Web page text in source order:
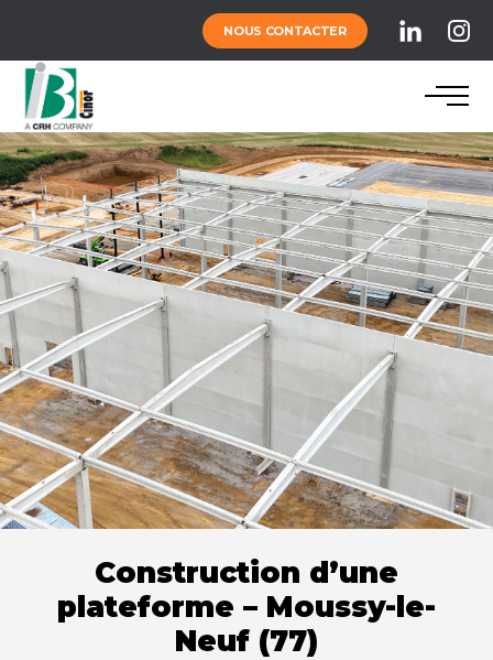
NOUS CONTACTER
Construction d’une
plateforme – Moussy-le-
Neuf (77)